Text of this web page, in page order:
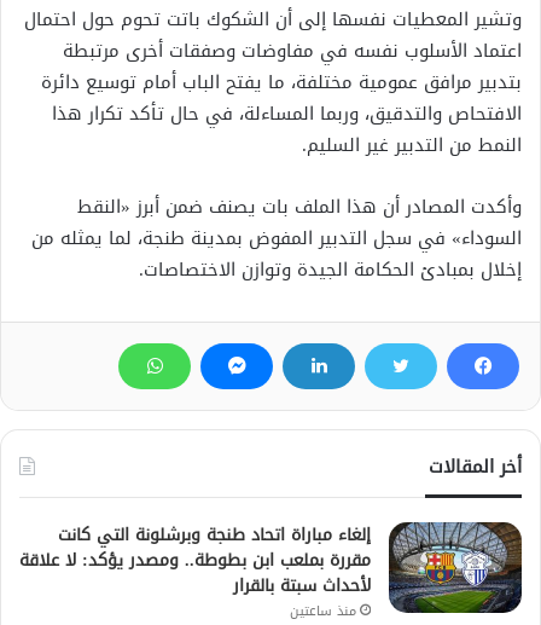
وتشير المعطيات نفسها إلى أن الشكوك باتت تحوم حول احتمال
اعتماد الأسلوب نفسه في مفاوضات وصفقات أخرى مرتبطة
بتدبير مرافق عمومية مختلفة، ما يفتح الباب أمام توسيع دائرة
الافتحاص والتدقيق، وربما المساءلة، في حال تأكد تكرار هذا
النمط من التدبير غير السليم.
وأكدت المصادر أن هذا الملف بات يصنف ضمن أبرز «النقط
السوداء» في سجل التدبير المفوض بمدينة طنجة، لما يمثله من
إخلال بمبادئ الحكامة الجيدة وتوازن الاختصاصات.
أخر المقالات
إلغاء مباراة اتحاد طنجة وبرشلونة التي كانت
مقررة بملعب ابن بطوطة.. ومصدر يؤكد: لا علاقة
لأحداث سبتة بالقرار
منذ ساعتين